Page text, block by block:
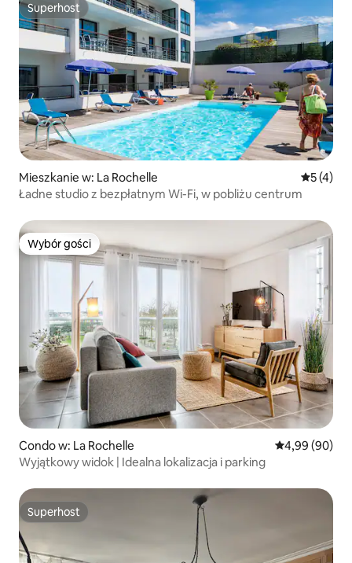
Superhost
Superhost
Mieszkanie w: La Rochelle Średnia
5 (4)
Ładne studio z bezpłatnym Wi-Fi, w pobliżu centrum
Wybór gości
Wybór gości
Condo w: La Rochelle Średnia
4,99 (90)
Wyjątkowy widok | Idealna lokalizacja i parking
Superhost
Superhost